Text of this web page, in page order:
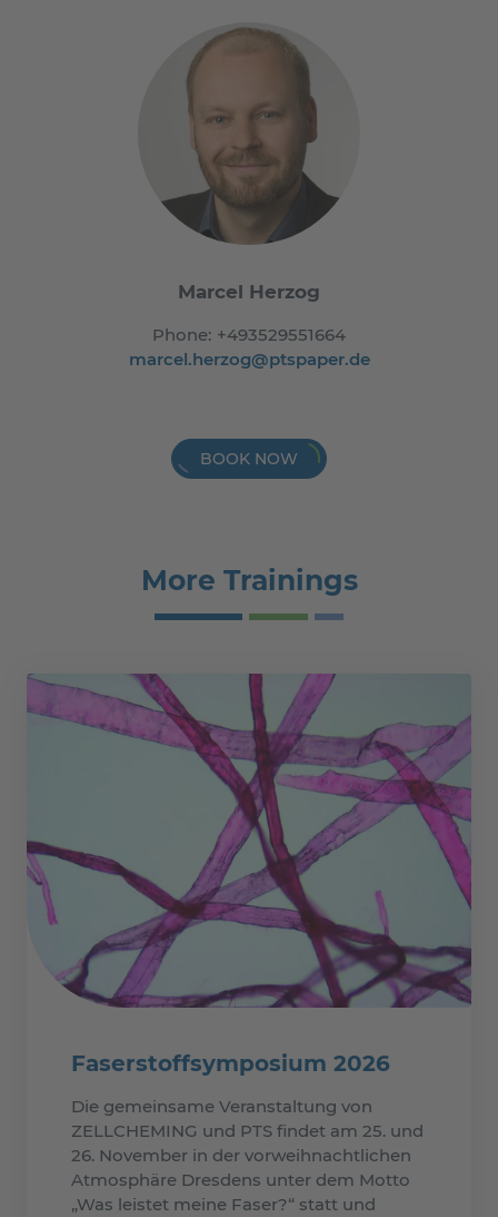
Marcel Herzog
Phone: +493529551664
marcel.herzog@ptspaper.de
BOOK NOW
More Trainings
Faserstoffsymposium 2026
Die gemeinsame Veranstaltung von
ZELLCHEMING und PTS findet am 25. und
26. November in der vorweihnachtlichen
Atmosphäre Dresdens unter dem Motto
„Was leistet meine Faser?“ statt und